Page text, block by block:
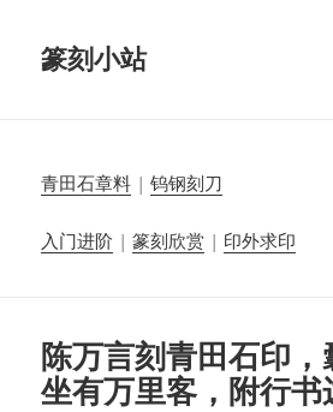
篆刻小站
青田石章料 |钨钢刻刀
入门进阶 |篆刻欣赏 | 印外求印
陈万言刻青田石印
坐有万里客，附行书